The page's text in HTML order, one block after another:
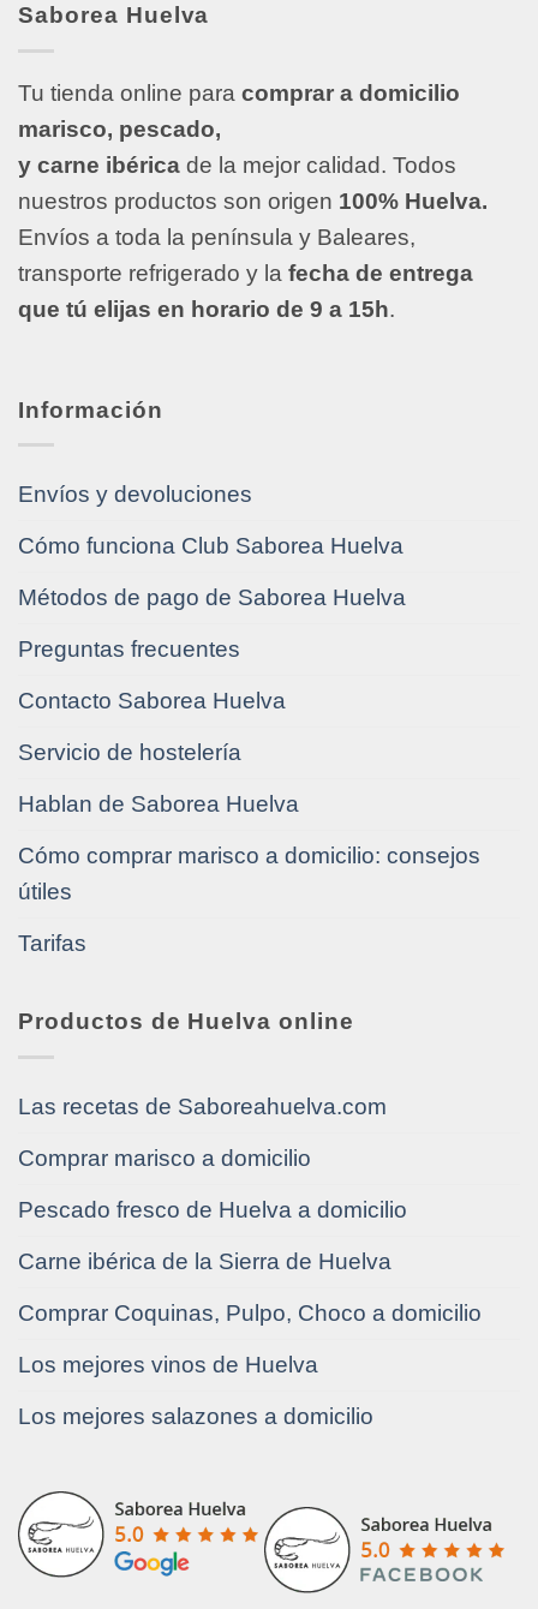
Saborea Huelva
Tu tienda online para comprar a domicilio
marisco, pescado,
y carne ibérica de la mejor calidad. Todos
nuestros productos son origen 100% Huelva.
Envíos a toda la península y Baleares,
transporte refrigerado y la fecha de entrega
que tú elijas en horario de 9 a 15h.
Información
Envíos y devoluciones
Cómo funciona Club Saborea Huelva
Métodos de pago de Saborea Huelva
Preguntas frecuentes
Contacto Saborea Huelva
Servicio de hostelería
Hablan de Saborea Huelva
Cómo comprar marisco a domicilio: consejos
útiles
Tarifas
Productos de Huelva online
Las recetas de Saboreahuelva.com
Comprar marisco a domicilio
Pescado fresco de Huelva a domicilio
Carne ibérica de la Sierra de Huelva
Comprar Coquinas, Pulpo, Choco a domicilio
Los mejores vinos de Huelva
Los mejores salazones a domicilio